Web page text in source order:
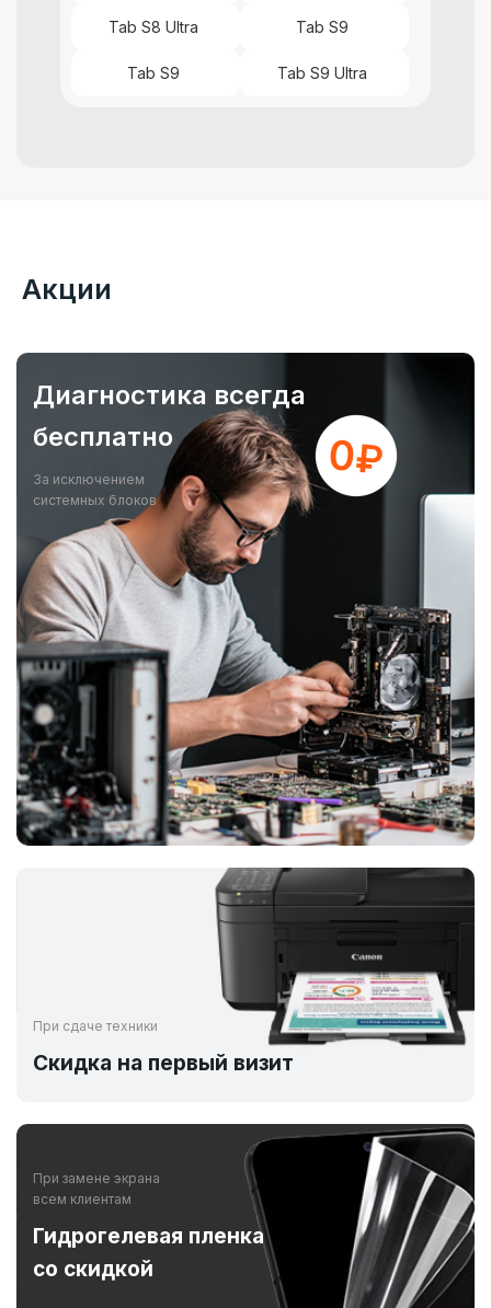
Tab S8 Ultra Tab S9
Tab S9 Tab S9 Ultra
Акции
Диагностика всегда
бесплатно
За исключением
системных блоков
При сдаче техники
Скидка на первый визит
При замене экрана
всем клиентам
Гидрогелевая пленка
со скидкой